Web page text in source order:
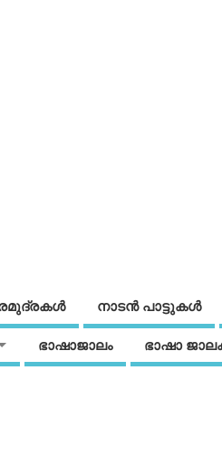
നാടന്‍ പാട്ടുകള്‍
ഭാഷാജാലം ഭാഷാ